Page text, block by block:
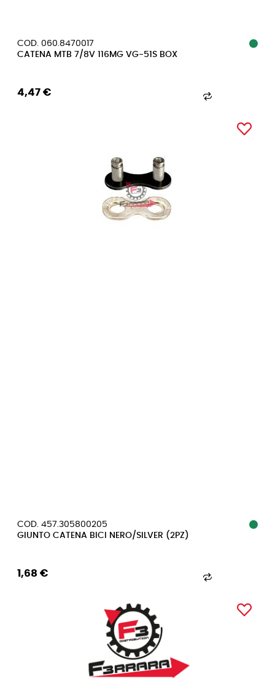
COD. 060.8470017
CATENA MTB 7/8V 116MG VG-51S BOX
4,47 €
COD. 457.305800205
GIUNTO CATENA BICI NERO/SILVER (2PZ)
1,68 €